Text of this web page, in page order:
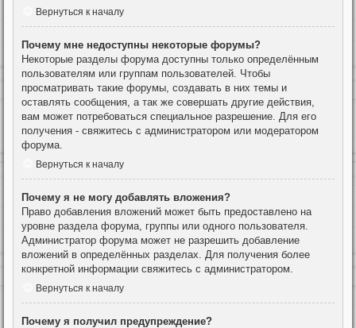
Вернуться к началу
Почему мне недоступны некоторые форумы?
Некоторые разделы форума доступны только определённым
пользователям или группам пользователей. Чтобы
просматривать такие форумы, создавать в них темы и
оставлять сообщения, а так же совершать другие действия,
вам может потребоваться специальное разрешение. Для его
получения - свяжитесь с администратором или модератором
форума.
Вернуться к началу
Почему я не могу добавлять вложения?
Право добавления вложений может быть предоставлено на
уровне раздела форума, группы или одного пользователя.
Администратор форума может не разрешить добавление
вложений в определённых разделах. Для получения более
конкретной информации свяжитесь с администратором.
Вернуться к началу
Почему я получил предупреждение?